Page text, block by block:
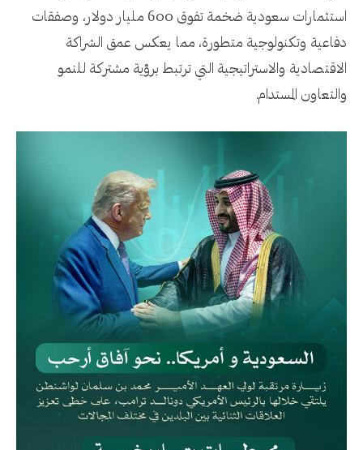
استثمارات سعودية ضخمة تفوق 600 مليار دولار، وصفقات
دفاعية وتكنولوجية متطورة، مما يعكس عمق الشراكة
الاقتصادية والاستراتيجية التي ترتبط برؤية مشتركة للنمو
والتعاون المستدام.